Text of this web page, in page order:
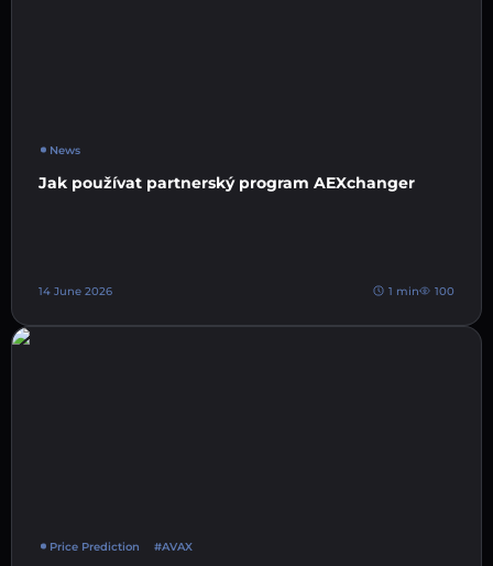
News
Jak používat partnerský program AEXchanger
14 June 2026 1 min 100
Price Prediction #AVAX